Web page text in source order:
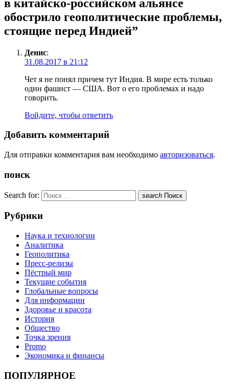
в китайско-российском альянсе
обострило геополитические проблемы,
стоящие перед Индией”
Денис:
31.08.2017 в 21:12
Чет я не понял причем тут Индия. В мире есть только
один фашист — США. Вот о его проблемах и надо
говорить.
Войдите, чтобы ответить
Добавить комментарий
Для отправки комментария вам необходимо авторизоваться.
поиск
Search for: search Поиск
Рубрики
Наука и технологии
Аналитика
Геополитика
Пресс-релизы
Пёстрый мир
Текущие события
Глобальные вопросы
Для информации
Здоровье и красота
История
Общество
Точка зрения
Promo
Экономика и финансы
ПОПУЛЯРНОЕ